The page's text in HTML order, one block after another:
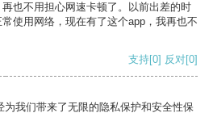
也不用担心网速卡顿了。以前出差的时
使用网络，现在有了这个app，我再也不
支持[0] 反对[0]
我们带来了无限的隐私保护和安全性保